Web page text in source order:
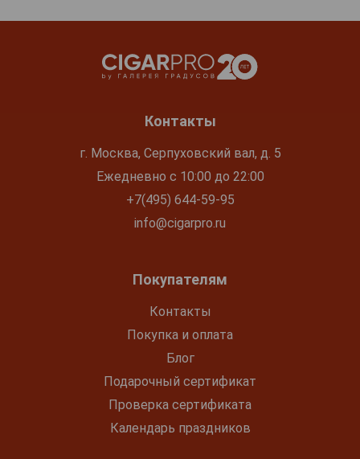
Контакты
г. Москва, Серпуховский вал, д. 5
Ежедневно с 10:00 до 22:00
+7(495) 644-59-95
info@cigarpro.ru
Покупателям
Контакты
Покупка и оплата
Блог
Подарочный сертификат
Проверка сертификата
Календарь праздников